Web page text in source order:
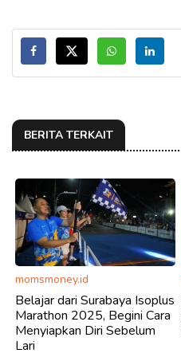
BERITA TERKAIT
momsmoney.id
Belajar dari Surabaya Isoplus
Marathon 2025, Begini Cara
Menyiapkan Diri Sebelum
Lari